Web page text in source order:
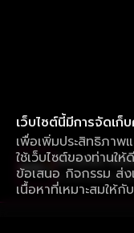
เว็บไซต์นี้มีการจัดเก็
เพื่อเพิ่มประสิทธิภาพ
ใช้เว็บไซต์ของท่านใ
ข้อเสนอ กิจกรรม ส่ง
เนื้อหาที่เหมาะสมให้กั
ใช้งานแอป ลื่นไ
ดาวน์โหลดแอปเพื่